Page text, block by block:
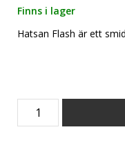
Finns i lager
Hatsan Flash är ett